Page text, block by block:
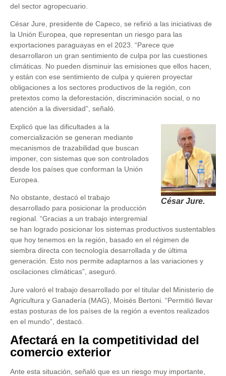
del sector agropecuario.
César Jure, presidente de Capeco, se refirió a las iniciativas de
la Unión Europea, que representan un riesgo para las
exportaciones paraguayas en el 2023. “Parece que
desarrollaron un gran sentimiento de culpa por las cuestiones
climáticas. No pueden disminuir las emisiones que ellos hacen,
y están con ese sentimiento de culpa y quieren proyectar
obligaciones a los sectores productivos de la región, con
pretextos como la deforestación, discriminación social, o no
atención a la diversidad”, señaló.
César Jure.
Explicó que las dificultades a la
comercialización se generan mediante
mecanismos de trazabilidad que buscan
imponer, con sistemas que son controlados
desde los países que conforman la Unión
Europea.
No obstante, destacó el trabajo
desarrollado para posicionar la producción
regional. “Gracias a un trabajo intergremial
se han logrado posicionar los sistemas productivos sustentables
que hoy tenemos en la región, basado en el régimen de
siembra directa con tecnología desarrollada y de última
generación. Esto nos permite adaptarnos a las variaciones y
oscilaciones climáticas”, aseguró.
Jure valoró el trabajo desarrollado por el titular del Ministerio de
Agricultura y Ganadería (MAG), Moisés Bertoni. “Permitió llevar
estas posturas de los países de la región a eventos realizados
en el mundo”, destacó.
Afectará en la competitividad del
comercio exterior
Ante esta situación, señaló que es un riesgo muy importante,